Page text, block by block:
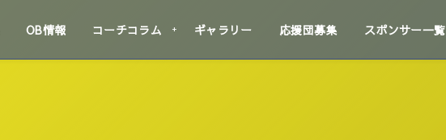
OB情報 コーチコラム ギャラリー 応援団募集 スポンサー一覧